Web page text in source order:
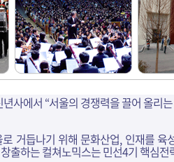
사에서 “서울의 경쟁력을 끌어 올리
거듭나기 위해 문화산업, 인재를 육
출하는 컬쳐노믹스는 민선4기 핵심전